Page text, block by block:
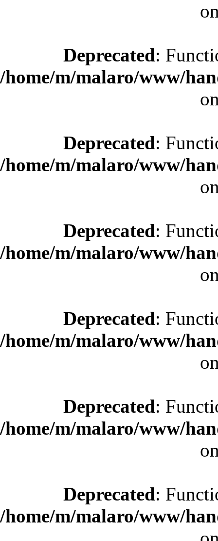
Deprecated:
/home/m/malaro/www/
Deprecated:
/home/m/malaro/www/
Deprecated:
/home/m/malaro/www/
Deprecated:
/home/m/malaro/www/
Deprecated:
/home/m/malaro/www/
Deprecated:
/home/m/malaro/www/